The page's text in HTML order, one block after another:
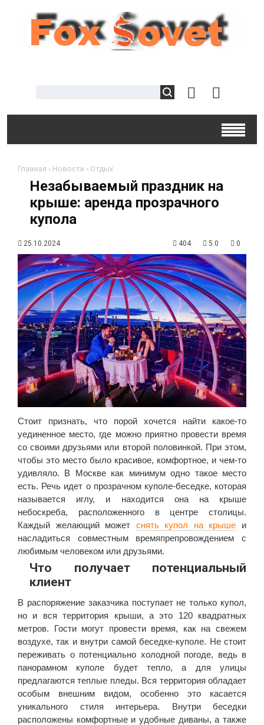
Главная › Новости › Отдых
Незабываемый праздник на
крыше: аренда прозрачного
купола
25.10.2024 404 5.0 0
Стоит признать, что порой хочется найти какое-то
уединенное место, где можно приятно провести время
со своими друзьями или второй половинкой. При этом,
чтобы это место было красивое, комфортное, и чем-то
удивляло. В Москве как минимум одно такое место
есть. Речь идет о прозрачном куполе-беседке, которая
называется иглу, и находится она на крыше
небоскреба, расположенного в центре столицы.
Каждый желающий может снять купол на крыше и
насладиться совместным времяпрепровождением с
любимым человеком или друзьями.
Что получает потенциальный
клиент
В распоряжение заказчика поступает не только купол,
но и вся территория крыши, а это 120 квадратных
метров. Гости могут провести время, как на свежем
воздухе, так и внутри самой беседке-куполе. Не стоит
переживать о потенциально холодной погоде, ведь в
панорамном куполе будет тепло, а для улицы
предлагаются теплые пледы. Вся территория обладает
особым внешним видом, особенно это касается
уникального стиля интерьера. Внутри беседки
расположены комфортные и удобные диваны, а также